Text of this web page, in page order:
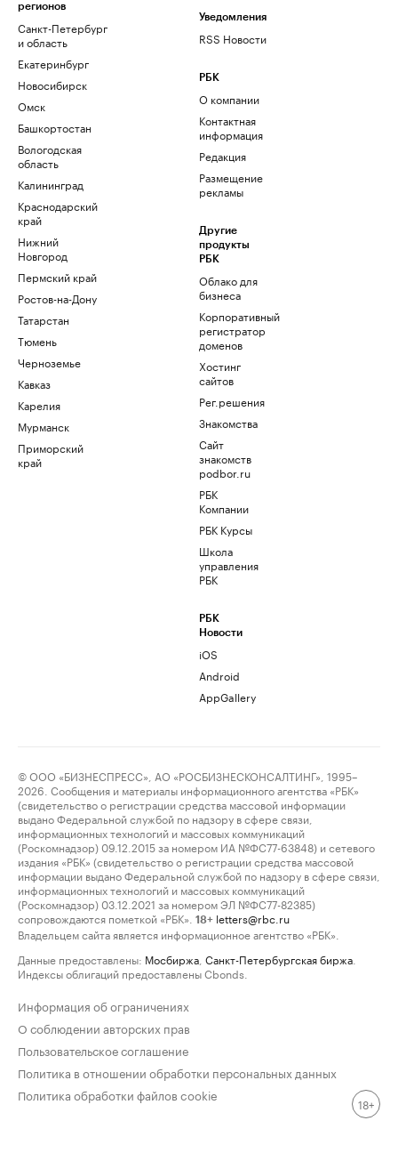
регионов
Санкт-Петербург
и область
Екатеринбург
Новосибирск
Омск
Башкортостан
Вологодская
область
Калининград
Краснодарский
край
Нижний
Новгород
Пермский край
Ростов-на-Дону
Татарстан
Тюмень
Черноземье
Кавказ
Карелия
Мурманск
Приморский
край
Уведомления
RSS Новости
РБК
О компании
Контактная
информация
Редакция
Размещение
рекламы
Другие
продукты
РБК
Облако для
бизнеса
Корпоративный
регистратор
доменов
Хостинг
сайтов
Рег.решения
Знакомства
Сайт
знакомств
podbor.ru
РБК
Компании
РБК Курсы
Школа
управления
РБК
РБК
Новости
iOS
Android
AppGallery
© ООО «БИЗНЕСПРЕСС», АО «РОСБИЗНЕСКОНСАЛТИНГ», 1995–
2026. Сообщения и материалы информационного агентства «РБК»
(свидетельство о регистрации средства массовой информации
выдано Федеральной службой по надзору в сфере связи,
информационных технологий и массовых коммуникаций
(Роскомнадзор) 09.12.2015 за номером ИА №ФС77-63848) и сетевого
издания «РБК» (свидетельство о регистрации средства массовой
информации выдано Федеральной службой по надзору в сфере связи,
информационных технологий и массовых коммуникаций
(Роскомнадзор) 03.12.2021 за номером ЭЛ №ФС77-82385)
сопровождаются пометкой «РБК».
18+ letters@rbc.ru
Владельцем сайта является информационное агентство «РБК».
Данные предоставлены: Мосбиржа Санкт-Петербургская биржа
Индексы облигаций предоставлены Cbonds.
Информация об ограничениях
О соблюдении авторских прав
Пользовательское соглашение
Политика в отношении обработки персональных данных
Политика обработки файлов cookie
18+